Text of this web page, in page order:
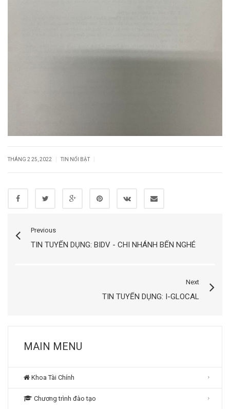
THÁNG 2 25, 2022 TIN NỔI BẬT
Previous
TIN TUYỂN DỤNG: BIDV - CHI NHÁNH BẾN NGHÉ
Next
TIN TUYỂN DỤNG: I-GLOCAL
MAIN MENU
Khoa Tài Chính
Chương trình đào tạo